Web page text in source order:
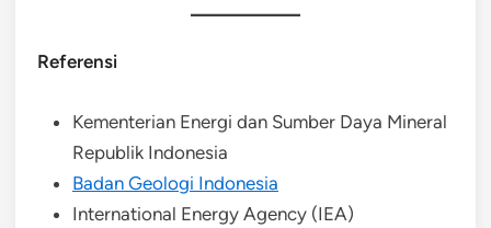
Referensi
Kementerian Energi dan Sumber Daya Mineral
Republik Indonesia
Badan Geologi Indonesia
International Energy Agency (IEA)